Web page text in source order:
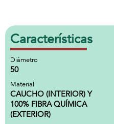
Características
Diámetro
50
Material
CAUCHO (INTERIOR) Y
100% FIBRA QUÍMICA
(EXTERIOR)